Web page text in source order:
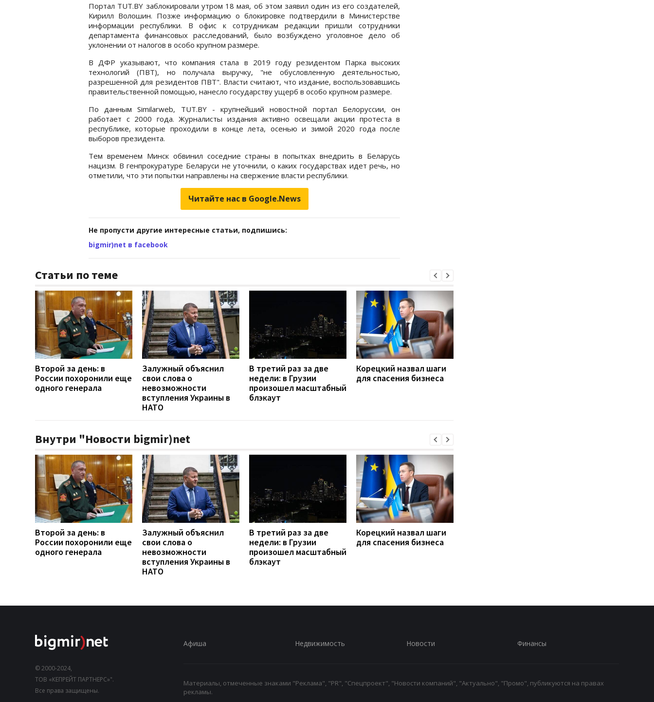
Портал TUT.BY заблокировали утром 18 мая, об этом заявил один из его создателей,
Кирилл Волошин. Позже информацию о блокировке подтвердили в Министерстве
информации республики. В офис к сотрудникам редакции пришли сотрудники
департамента финансовых расследований, было возбуждено уголовное дело об
уклонении от налогов в особо крупном размере.
В ДФР указывают, что компания стала в 2019 году резидентом Парка высоких
технологий (ПВТ), но получала выручку, "не обусловленную деятельностью,
разрешенной для резидентов ПВТ". Власти считают, что издание, воспользовавшись
правительственной помощью, нанесло государству ущерб в особо крупном размере.
По данным Similarweb, TUT.BY - крупнейший новостной портал Белоруссии, он
работает с 2000 года. Журналисты издания активно освещали акции протеста в
республике, которые проходили в конце лета, осенью и зимой 2020 года после
выборов президента.
Тем временем Минск обвинил соседние страны в попытках внедрить в Беларусь
нацизм. В генпрокуратуре Беларуси не уточнили, о каких государствах идет речь, но
отметили, что эти попытки направлены на свержение власти республики.
Читайте нас в Google.News
Не пропусти другие интересные статьи, подпишись:
bigmir)net в facebook
Статьи по теме
Второй за день: в
России похоронили еще
одного генерала
Залужный объяснил
свои слова о
невозможности
вступления Украины в
НАТО
В третий раз за две
недели: в Грузии
произошел масштабный
блэкаут
Корецкий назвал шаги
для спасения бизнеса
Внутри "Новости bigmir)net
Второй за день: в
России похоронили еще
одного генерала
Залужный объяснил
свои слова о
невозможности
вступления Украины в
НАТО
В третий раз за две
недели: в Грузии
произошел масштабный
блэкаут
Корецкий назвал шаги
для спасения бизнеса
© 2000-2024,
ТОВ «КЕПРЕЙТ ПАРТНЕРС»".
Все права защищены.
Афиша Недвижимость Новости Финансы
Материалы, отмеченные знаками "Реклама", "PR", "Спецпроект", "Новости компаний", "Актуально", "Промо", публикуются на правах
рекламы.